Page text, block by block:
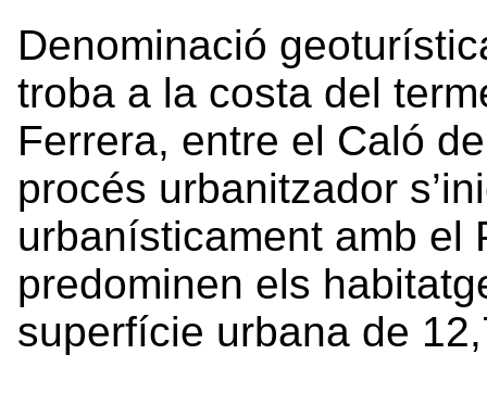
Denominació
troba a la costa del
Ferrera, entre el Caló
procés urbanitzador
urbanísticament amb el
predominen els
superfície urbana de